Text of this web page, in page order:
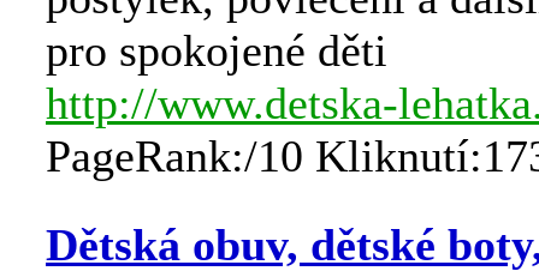
pro spokojené děti
http://www.detska-
PageRank:/10
Dětská obuv, dětské